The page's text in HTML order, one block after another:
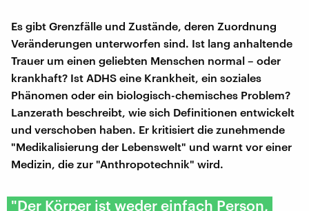
Es gibt Grenzfälle und Zustände, deren Zuordnung
Veränderungen unterworfen sind. Ist lang anhaltende
Trauer um einen geliebten Menschen normal – oder
krankhaft? Ist ADHS eine Krankheit, ein soziales
Phänomen oder ein biologisch-chemisches Problem?
Lanzerath beschreibt, wie sich Definitionen entwickelt
und verschoben haben. Er kritisiert die zunehmende
"Medikalisierung der Lebenswelt" und warnt vor einer
Medizin, die zur "Anthropotechnik" wird.
"Der Körper ist weder einfach Person,